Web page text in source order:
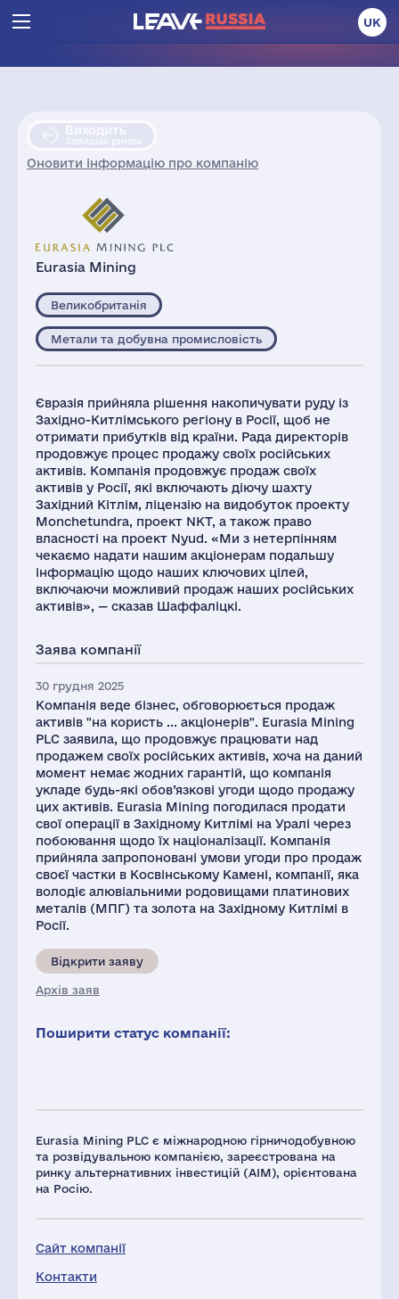
UK
Виходить
Залишає ринок
Оновити інформацію про компанію
Eurasia Mining
Eurasia Mining PLC є міжнародною гірничодобувною
та розвідувальною компанією, зареєстрована на
ринку альтернативних інвестицій (AIM), орієнтована
на Росію.
Сайт компанії
Контакти
Великобританія
Метали та добувна промисловість
Євразія прийняла рішення накопичувати руду із
Західно-Китлімського регіону в Росії, щоб не
отримати прибутків від країни. Рада директорів
продовжує процес продажу своїх російських
активів. Компанія продовжує продаж своїх
активів у Росії, які включають діючу шахту
Західний Кітлім, ліцензію на видобуток проекту
Monchetundra, проект NKT, а також право
власності на проект Nyud. «Ми з нетерпінням
чекаємо надати нашим акціонерам подальшу
інформацію щодо наших ключових цілей,
включаючи можливий продаж наших російських
активів», — сказав Шаффаліцкі.
Заява компанії
30 грудня 2025
Компанія веде бізнес, обговорюється продаж
активів "на користь ... акціонерів". Eurasia Mining
PLC заявила, що продовжує працювати над
продажем своїх російських активів, хоча на даний
момент немає жодних гарантій, що компанія
укладе будь-які обов’язкові угоди щодо продажу
цих активів. Еurasia Mining погодилася продати
свої операції в Західному Китлімі на Уралі через
побоювання щодо їх націоналізації. Компанія
прийняла запропоновані умови угоди про продаж
своєї частки в Косвінському Камені, компанії, яка
володіє алювіальними родовищами платинових
металів (МПГ) та золота на Західному Китлімі в
Росії.
Відкрити заяву
Архів заяв
Поширити статус компанії: